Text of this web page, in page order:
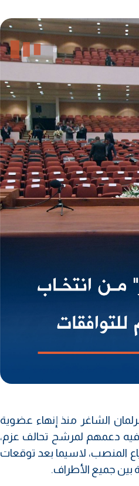
الشاغر منذ إنهاء عضوية
فيه دعمهم لمرشح تحالف عزم،
المنصب، لاسيما بعد توقعات
بين جميع الأطراف.